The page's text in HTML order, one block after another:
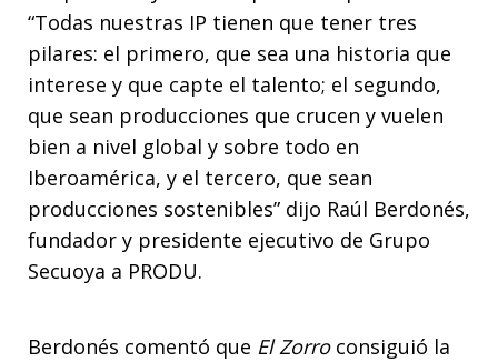
“Todas nuestras IP tienen que tener tres
pilares: el primero, que sea una historia que
interese y que capte el talento; el segundo,
que sean producciones que crucen y vuelen
bien a nivel global y sobre todo en
Iberoamérica, y el tercero, que sean
producciones sostenibles” dijo Raúl Berdonés,
fundador y presidente ejecutivo de Grupo
Secuoya a PRODU.
Berdonés comentó que El Zorroconsiguió la